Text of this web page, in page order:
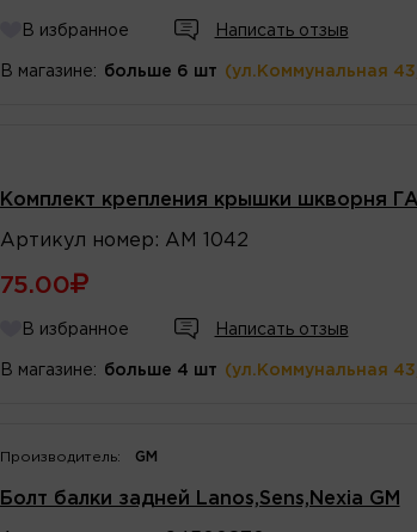
В избранное Написать отзыв
В магазине: больше 6 шт (ул.Коммунальная
Комплект крепления крышки шкворня
Артикул номер : АМ 1042
75.00
В избранное Написать отзыв
В магазине: больше 4 шт (ул.Коммунальная
Производитель: GM
Болт балки задней Lanos,Sens,Nexia GM